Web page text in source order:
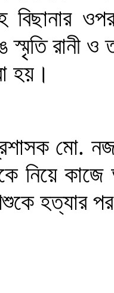
বিছানার
স্মৃতি রানী
হয়।
মো.
নিয়ে কাজে
হত্যার